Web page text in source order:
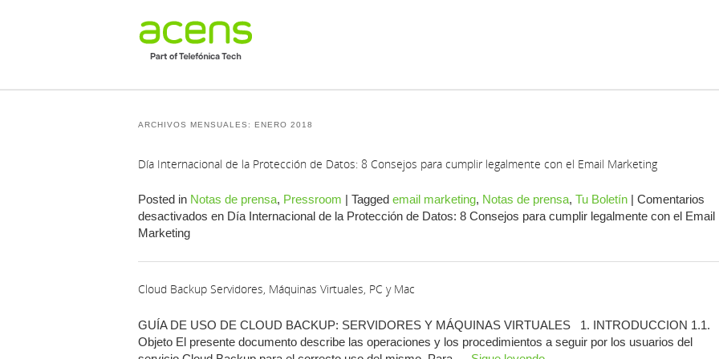
ARCHIVOS MENSUALES: ENERO 2018
Día Internacional de la Protección de Datos: 8 Consejos para cumplir legalmente con el Email Marketing
Posted in Notas de prensa, Pressroom | Tagged email marketing, Notas de prensa, Tu Boletín | Comentarios
desactivados en Día Internacional de la Protección de Datos: 8 Consejos para cumplir legalmente con el Email
Marketing
Cloud Backup Servidores, Máquinas Virtuales, PC y Mac
GUÍA DE USO DE CLOUD BACKUP: SERVIDORES Y MÁQUINAS VIRTUALES 1. INTRODUCCION 1.1.
Objeto El presente documento describe las operaciones y los procedimientos a seguir por los usuarios del